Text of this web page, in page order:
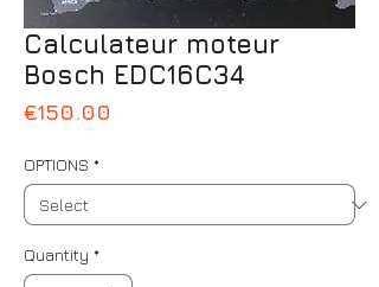
Calculateur moteur
Bosch EDC16C34
€150.00
OPTIONS *
Quantity *